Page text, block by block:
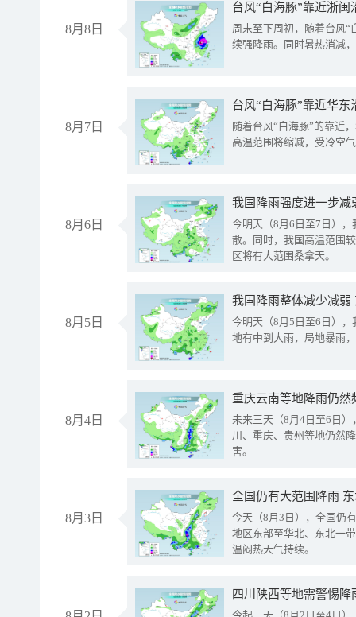
8月8日
台风“白海豚”靠近浙
周末至下周初，随着台风“
续强降雨。同时暑热消减
8月7日
台风“白海豚”靠近华
随着台风“白海豚”的靠近
高温范围将缩减，受冷空
8月6日
今明天（8月6日至7日）
散。同时，我国高温范围
区将有大范围桑拿天。
8月5日
我国降雨整体减少减弱
今明天（8月5日至6日）
地有中到大雨，局地暴雨
8月4日
重庆云南等地降雨仍然
未来三天（8月4日至6日
川、重庆、贵州等地仍然
害。
8月3日
全国仍有大范围降雨
今天（8月3日），全国仍
地区东部至华北、东北一
温闷热天气持续。